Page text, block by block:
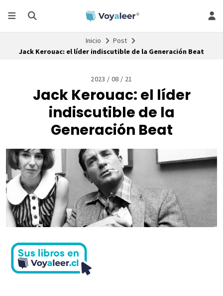
Inicio
Post
Jack Kerouac: el líder indiscutible de la Generación Beat
2023 / 08 / 21
Jack Kerouac: el líder
indiscutible de la
Generación Beat